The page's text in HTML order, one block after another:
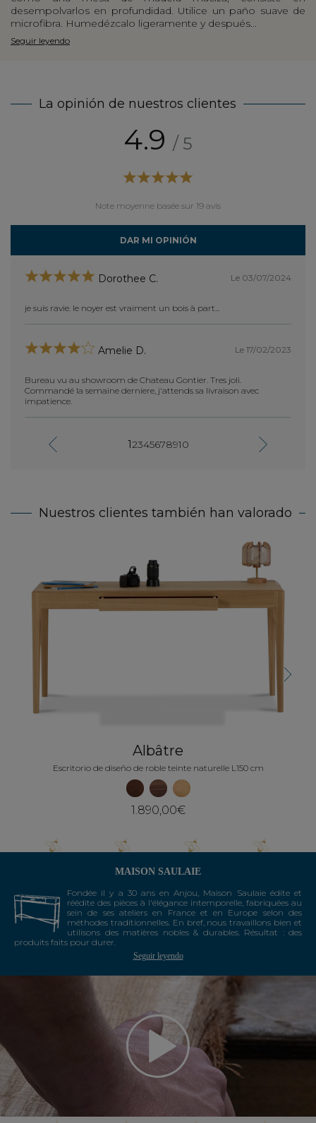
desempolvarlos en profundidad. Utilice un paño suave de
microfibra. Humedézcalo ligeramente y después...
Seguir leyendo
La opinión de nuestros clientes
4.9 / 5
Note moyenne basée sur 19 avis
DAR MI OPINIÓN
Dorothee C. Le 03/07/2024
je suis ravie. le noyer est vraiment un bois à part...
Amelie D. Le 17/02/2023
Bureau vu au showroom de Chateau Gontier. Tres joli.
Commandé la semaine derniere, j'attends sa livraison avec
impatience.
12345678910
Nuestros clientes también han valorado
Albâtre
Escritorio de diseño de roble teinte naturelle L150 cm
1.890,00€
Next
MAISON SAULAIE
Fondée il y a 30 ans en Anjou, Maison Saulaie édite et
réédite des pièces à l'élégance intemporelle, fabriquées au
sein de ses ateliers en France et en Europe selon des
méthodes traditionnelles. En bref, nous travaillons bien et
utilisons des matières nobles & durables. Résultat : des
produits faits pour durer.
Seguir leyendo